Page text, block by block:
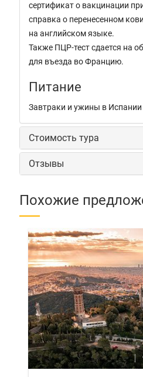
сертификат о вакцинации
справка о перенесенном
на английском языке.
Также ПЦР-тест сдается на
для въезда во Францию.
Питание
Завтраки и ужины в Испании
Стоимость тура
Отзывы
Похожие